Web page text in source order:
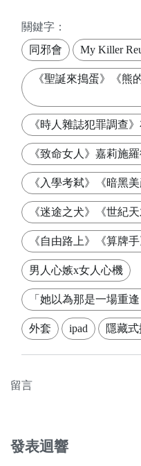
關鍵字：
同邪會
My Killer
《聖誕來搗蛋》《熊
《時人雜誌犯罪調查
《致命女人》嘉莉施
《入學考弒》《暗黑
《迷途之犬》《世紀
《自由路上》《算牌
男人心嫉x女人心機
「她以為那是一場重
外套 ipad 隱藏
留言
發表迴響